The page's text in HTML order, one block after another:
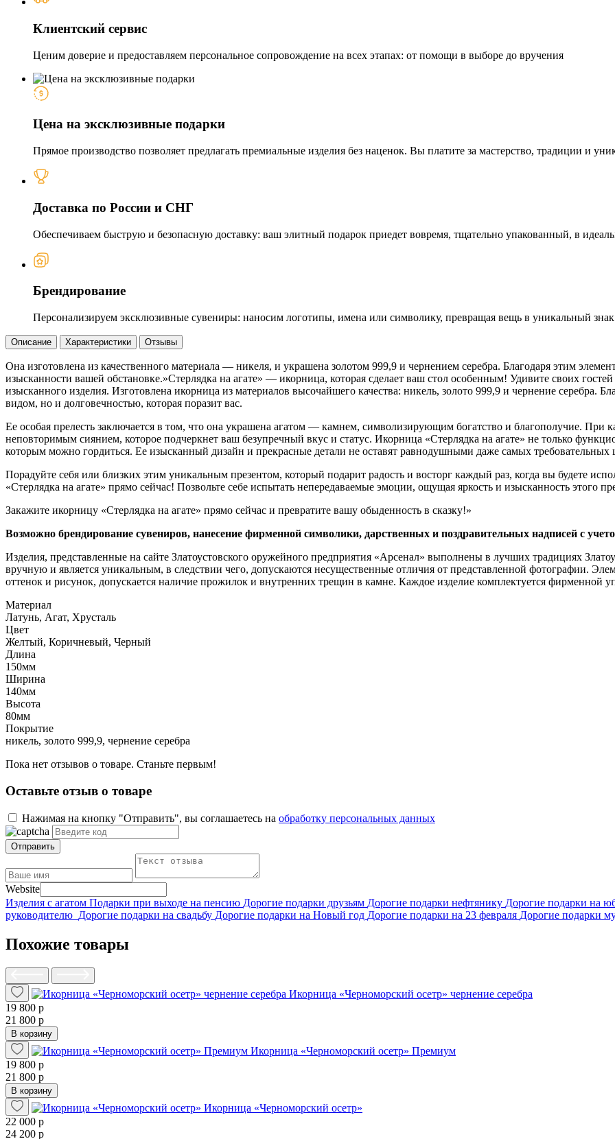
Клиентский сервис
Ценим доверие и предоставляем персональное сопровождение на всех этапах: от помощи в выборе до вручения
Цена на эксклюзивные подарки
Прямое производство позволяет предлагать премиальные изделия без наценок. Вы платите за мастерство, традиции и
Доставка по России и СНГ
Обеспечиваем быструю и безопасную доставку: ваш элитный подарок приедет вовремя, тщательно упакованный, в
Брендирование
Персонализируем эксклюзивные сувениры: наносим логотипы, имена или символику, превращая вещь в уникальный знак
Описание Характеристики Отзывы
Она изготовлена из качественного материала — никеля, и украшена золотом 999,9 и чернением серебра. Благодаря этим
изысканности вашей обстановке.»Стерлядка на агате» — икорница, которая сделает ваш стол особенным! Удивите своих
изысканного изделия. Изготовлена икорница из материалов высочайшего качества: никель, золото 999,9 и чернение серебра.
видом, но и долговечностью, которая поразит вас.
Ее особая прелесть заключается в том, что она украшена агатом — камнем, символизирующим богатство и благополучие. При
неповторимым сиянием, которое подчеркнет ваш безупречный вкус и статус. Икорница «Стерлядка на агате» не только
которым можно гордиться. Ее изысканный дизайн и прекрасные детали не оставят равнодушными даже самых требовательных
Порадуйте себя или близких этим уникальным презентом, который подарит радость и восторг каждый раз, когда вы будете
«Стерлядка на агате» прямо сейчас! Позвольте себе испытать непередаваемые эмоции, ощущая яркость и изысканность этого
Закажите икорницу «Стерлядка на агате» прямо сейчас и превратите вашу обыденность в сказку!»
Возможно брендирование сувениров, нанесение фирменной символики, дарственных и поздравительных надписей с
Изделия, представленные на сайте Златоустовского оружейного предприятия «Арсенал» выполнены в лучших традициях
вручную и является уникальным, в следствии чего, допускаются несущественные отличия от представленной фотографии.
оттенок и рисунок, допускается наличие прожилок и внутренних трещин в камне. Каждое изделие комплектуется фирменной
Материал
Латунь, Агат, Хрусталь
Цвет
Желтый, Коричневый, Черный
Длина
150мм
Ширина
140мм
Высота
80мм
Покрытие
никель, золото 999,9, чернение серебра
Пока нет отзывов о товаре. Станьте первым!
Оставьте отзыв о товаре
Нажимая на кнопку "Отправить", вы соглашаетесь на обработку персональных данных
Отправить
Website
Изделия с агатом Подарки при выходе на пенсию Дорогие подарки друзьям Дорогие подарки нефтянику Дорогие подарки на
руководителю Дорогие подарки на свадьбу Дорогие подарки на Новый год Дорогие подарки на 23 февраля Дорогие подарки
Похожие товары
Икорница «Черноморский осетр» чернение серебра
19 800 р
21 800 р
В корзину
Икорница «Черноморский осетр» Премиум
19 800 р
21 800 р
В корзину
Икорница «Черноморский осетр»
22 000 р
24 200 р